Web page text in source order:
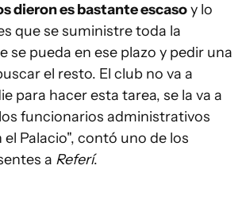
dieron es bastante escasoy lo
que se suministre toda la
se pueda en ese plazo y pedir una
el resto. El club no va a
para hacer esta tarea, se la va a
funcionarios administrativos
Palacio", contó uno de los
a Referí.